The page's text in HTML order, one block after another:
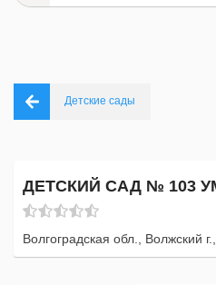
Детские сады
ДЕТСКИЙ САД № 103
Волгоградская обл., Волжский